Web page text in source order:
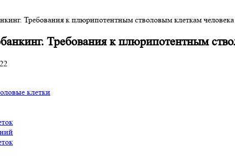
Требования к плюрипотентным стволовым клеткам
Требования к плюрипотентным
клетки